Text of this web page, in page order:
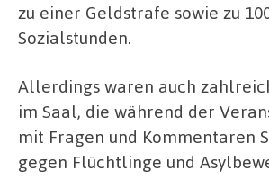
zu einer Geldstrafe sowie zu
Sozialstunden.
Allerdings waren auch
im Saal, die während der
mit Fragen und Kommentaren
gegen Flüchtlinge und